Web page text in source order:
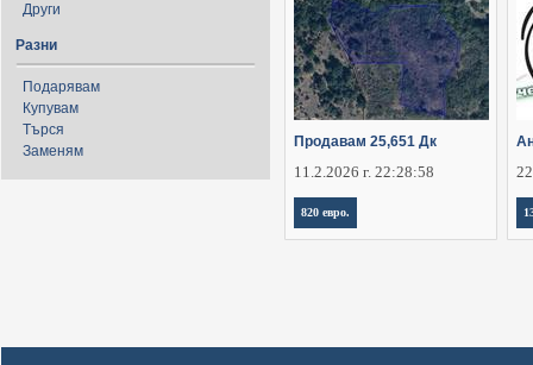
Други
Разни
Подарявам
Купувам
Търся
Заменям
Продавам 25,651 Дк
11.2.2026 г. 22:28:58
820 евро.